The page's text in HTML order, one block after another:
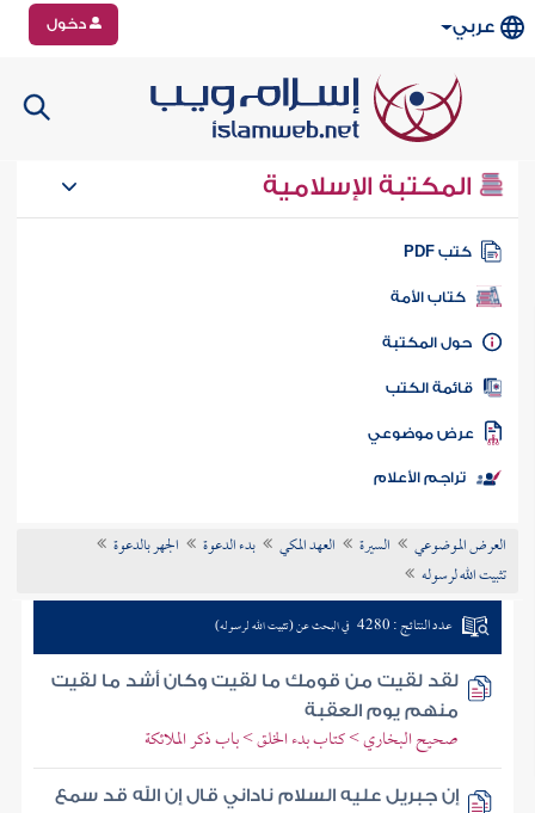
عربي دخول
المكتبة الإسلامية
كتب PDF
كتاب الأمة
المكتبة
الكتب
موضوعي
تراجم الأعلام
العرض الموضوعي السيرة العهد المكي بدء الدعوة
الجهر بالدعوة
تثبيت الله لرسوله
عدد النتائج : 4280 في البحث عن (تثبيت الله لرسوله)
لقد لقيت من قومك ما لقيت وكان أشد ما لقيت
منهم يوم العقبة
صحيح البخاري > كتاب بدء الخلق > باب ذكر الملائكة
إن جبريل عليه السلام ناداني قال إن الله قد سمع